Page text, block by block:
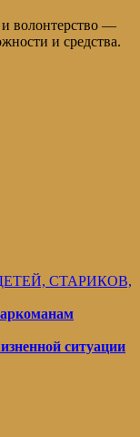
и волонтерство —
и средства.
СТАРИКОВ,
ситуации